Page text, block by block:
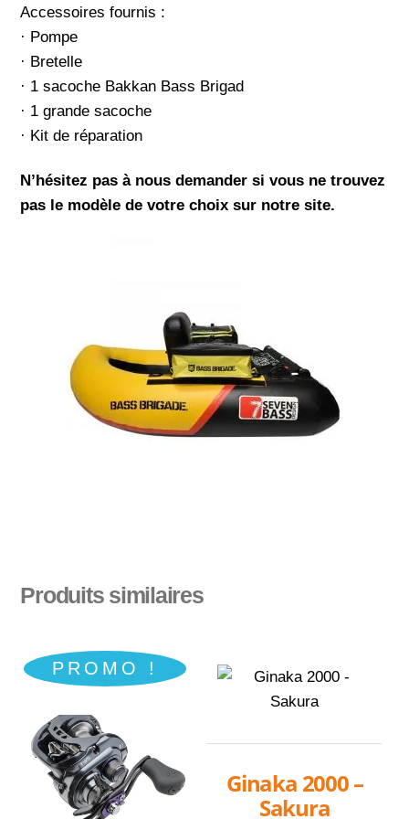
Accessoires fournis :
· Pompe
· Bretelle
· 1 sacoche Bakkan Bass Brigad
· 1 grande sacoche
· Kit de réparation
N’hésitez pas à nous demander si vous ne trouvez
pas le modèle de votre choix sur notre site.
Produits similaires
PROMO !
Ginaka 2000 –
Sakura